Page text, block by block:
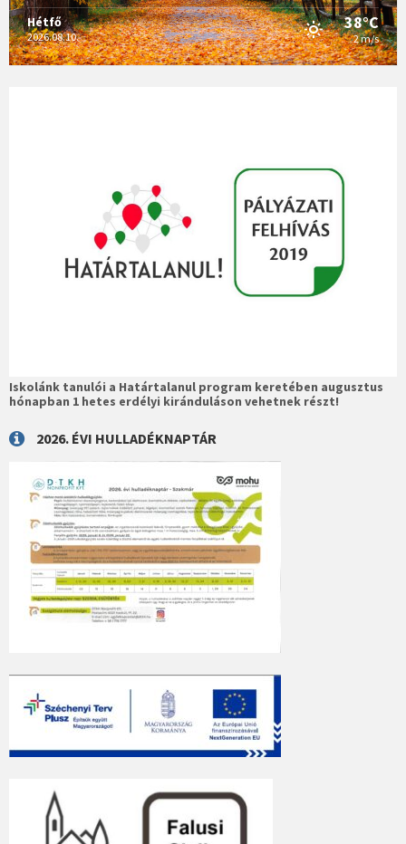
Hétfő
2026.08.10.
38°C
2 m/s
Iskolánk tanulói a Határtalanul program keretében augusztus
hónapban 1 hetes erdélyi kiránduláson vehetnek részt!
2026. ÉVI HULLADÉKNAPTÁR